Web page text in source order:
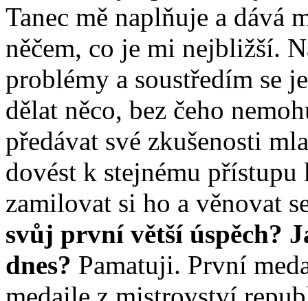
Tanec mě naplňuje a dává
něčem, co je mi nejbližší.
problémy a soustředím se
dělat něco, bez čeho
předávat své zkušenosti
dovést k stejnému
zamilovat si ho a věnovat
svůj první větší úspěch?
dnes? Pamatuji. První